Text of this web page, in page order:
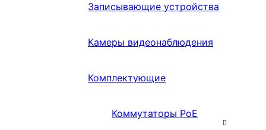
Записывающие устройства
Камеры видеонаблюдения
Комплектующие
Коммутаторы PoE